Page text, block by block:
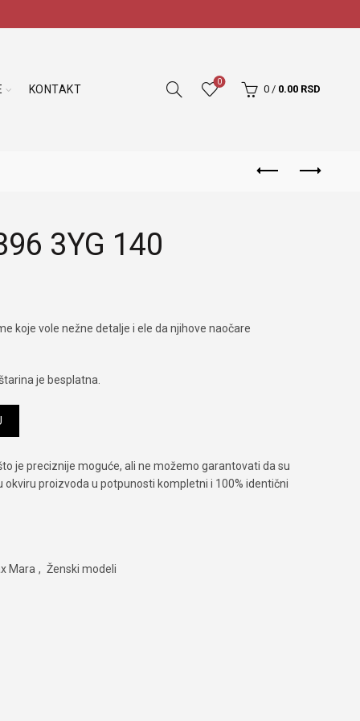
KONTAKT
0
0 / 0.00 RSD
3YG 140
koje vole nežne detalje i ele da njihove naočare
je besplatna.
je preciznije moguće, ali ne možemo garantovati da su
proizvoda u potpunosti kompletni i 100% identični
Mara , Ženski modeli